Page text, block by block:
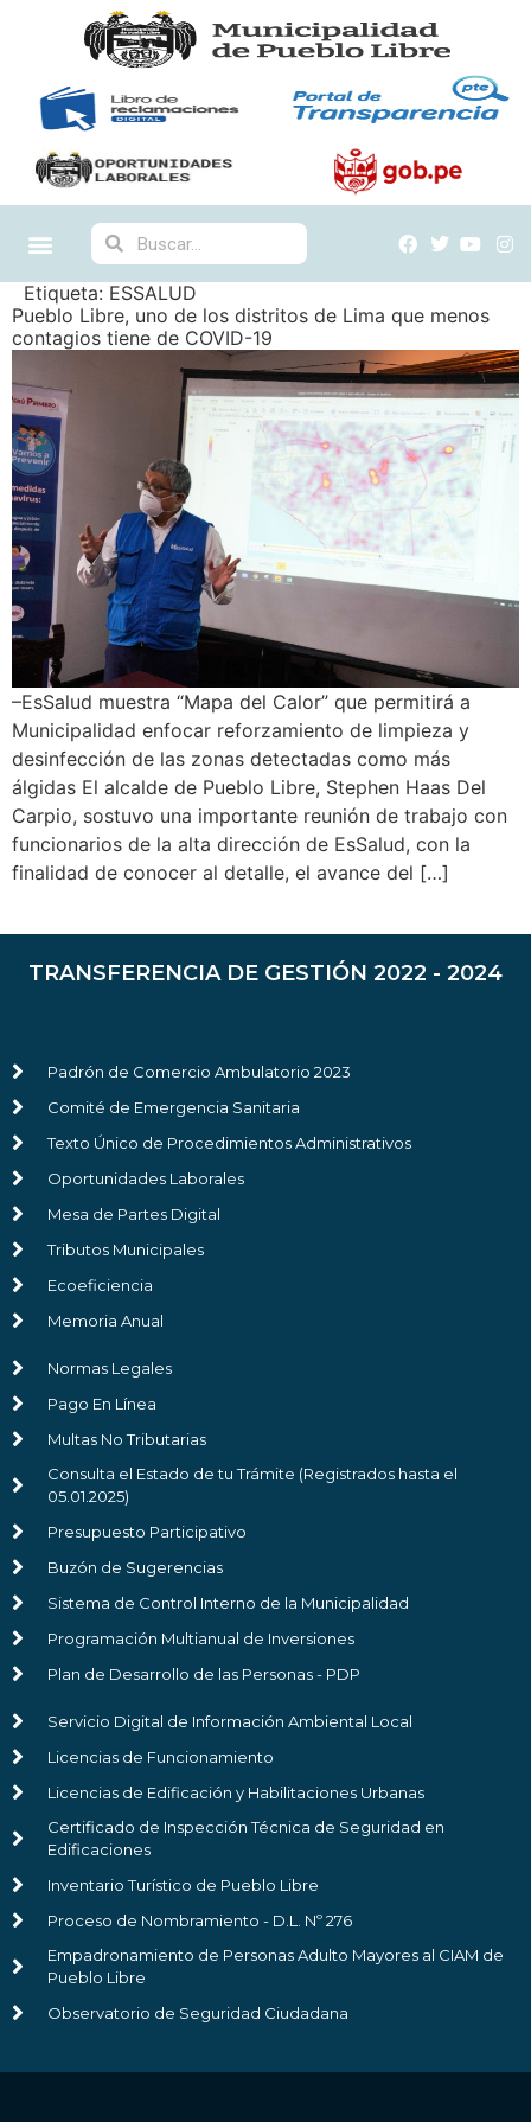
Etiqueta: ESSALUD
Pueblo Libre, uno de los distritos de Lima que menos
contagios tiene de COVID-19
–EsSalud muestra “Mapa del Calor” que permitirá a
Municipalidad enfocar reforzamiento de limpieza y
desinfección de las zonas detectadas como más
álgidas El alcalde de Pueblo Libre, Stephen Haas Del
Carpio, sostuvo una importante reunión de trabajo con
funcionarios de la alta dirección de EsSalud, con la
finalidad de conocer al detalle, el avance del […]
TRANSFERENCIA DE GESTIÓN 2022 - 2024
Padrón de Comercio Ambulatorio 2023
Comité de Emergencia Sanitaria
Texto Único de Procedimientos Administrativos
Oportunidades Laborales
Mesa de Partes Digital
Tributos Municipales
Ecoeficiencia
Memoria Anual
Normas Legales
Pago En Línea
Multas No Tributarias
Consulta el Estado de tu Trámite (Registrados hasta el
05.01.2025)
Presupuesto Participativo
Buzón de Sugerencias
Sistema de Control Interno de la Municipalidad
Programación Multianual de Inversiones
Plan de Desarrollo de las Personas - PDP
Servicio Digital de Información Ambiental Local
Licencias de Funcionamiento
Licencias de Edificación y Habilitaciones Urbanas
Certificado de Inspección Técnica de Seguridad en
Edificaciones
Inventario Turístico de Pueblo Libre
Proceso de Nombramiento - D.L. Nº 276
Empadronamiento de Personas Adulto Mayores al CIAM de
Pueblo Libre
Observatorio de Seguridad Ciudadana